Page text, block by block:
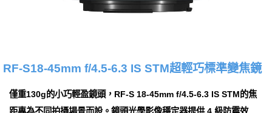
RF-S18-45mm f/4.5-6.3 IS STM超輕巧標準變焦鏡
僅重130g的小巧輕盈鏡頭，RF-S 18-45mm f/4.5-6.3 IS STM的焦